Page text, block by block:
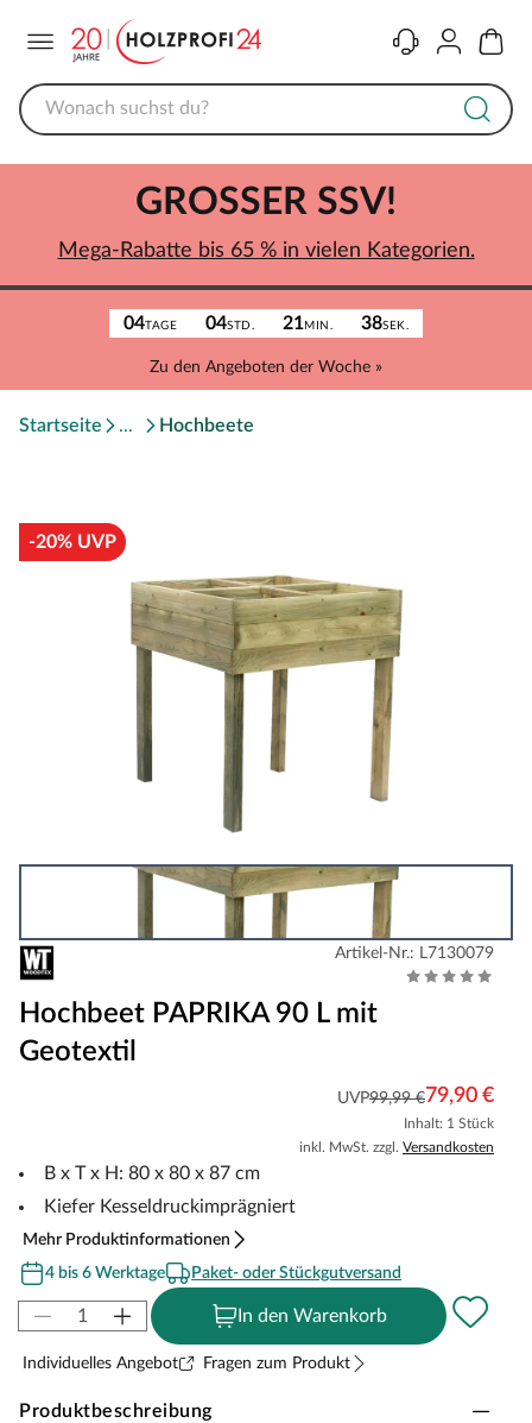
KontaktKonto
04TAGE 04STD. 21MIN. 38SEK.
Zu den Angeboten der Woche »
GROSSER SSV!
Mega-Rabatte bis 65 % in vielen Kategorien.
Startseite Hochbeete
-20% UVP
Artikel-Nr.: L7130079
Hochbeet PAPRIKA 90 L mit
Geotextil
UVP99,99 €79,90 €
Inhalt: 1 Stück
inkl. MwSt. zzgl. Versandkosten
B x T x H: 80 x 80 x 87 cm
Kiefer Kesseldruckimprägniert
Mehr Produktinformationen
4 bis 6 Werktage
Paket- oder Stückgutversand
In den Warenkorb
Individuelles Angebot Fragen zum Produkt
Produktbeschreibung